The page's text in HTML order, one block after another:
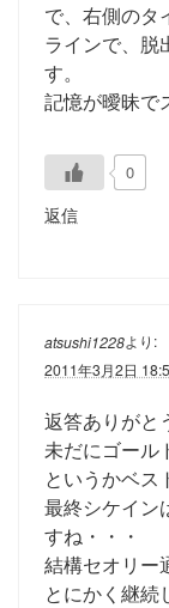
で、右側のタ
ラインで、脱
す。
記憶が曖昧で
0
返信
atsushi1228より:
2011年3月2日
返答ありがと
未だにゴール
というかベス
最終シケイン
すね・・・
結構セオリー
とにかく継続